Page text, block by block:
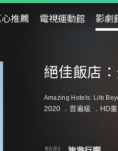
推薦 電視運動館 影劇
絕佳飯店
Amazing Hotels: Life
2020 ． 普遍級 ．HD